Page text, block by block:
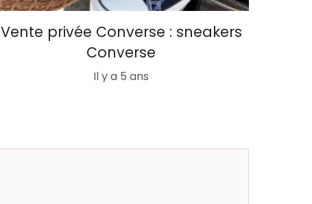
Vente privée Converse : sneakers
Converse
Il y a 5 ans